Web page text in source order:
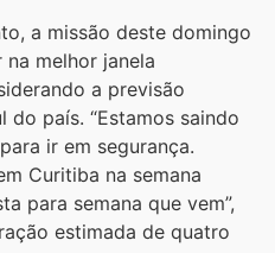
a missão deste domingo
melhor janela
a previsão
país. “Estamos saindo
ir em segurança.
Curitiba na semana
para semana que vem”,
estimada de quatro